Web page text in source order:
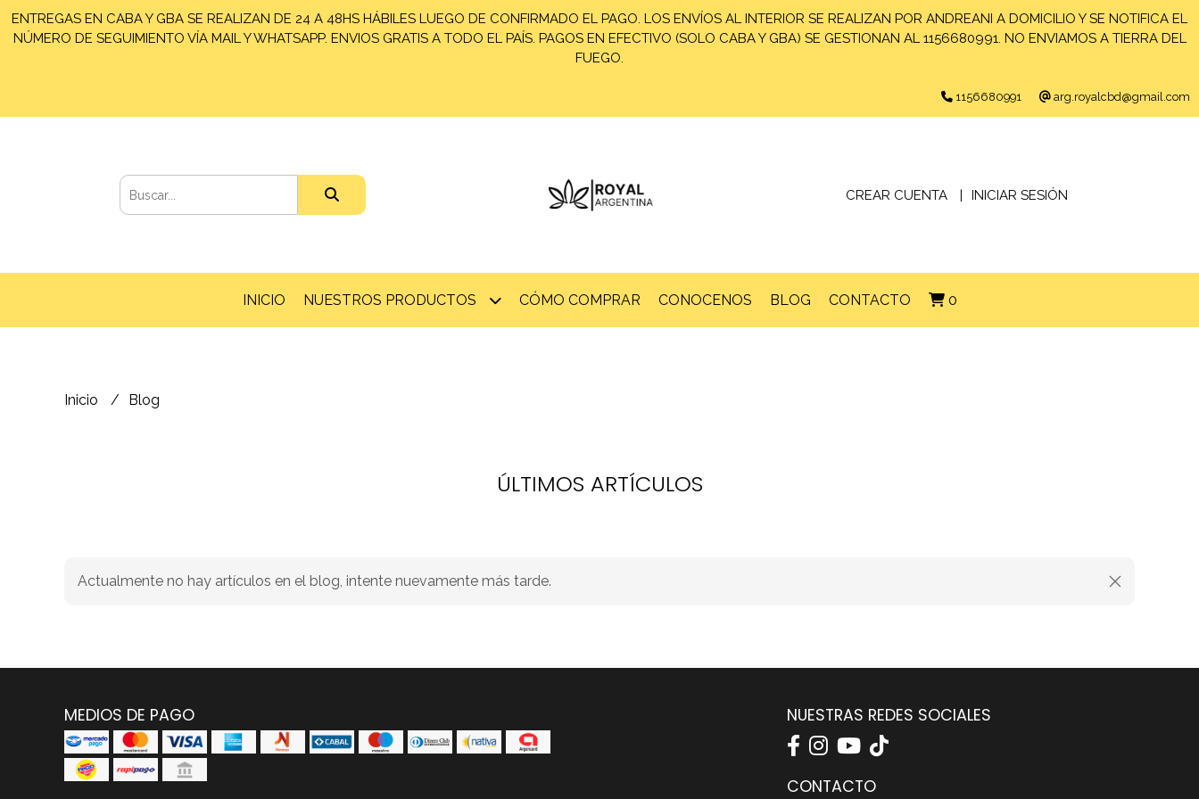
ENTREGAS EN CABA Y GBA SE REALIZAN DE 24 A 48HS HÁBILES LUEGO DE CONFIRMADO EL PAGO. LOS ENVÍOS AL INTERIOR SE REALIZAN POR ANDREANI A DOMICILIO Y SE NOTIFICA EL
NÚMERO DE SEGUIMIENTO VÍA MAIL Y WHATSAPP. ENVIOS GRATIS A TODO EL PAÍS. PAGOS EN EFECTIVO (SOLO CABA Y GBA) SE GESTIONAN AL 1156680991. NO ENVIAMOS A TIERRA DEL
FUEGO.
1156680991 arg.royalcbd@gmail.com
CREAR CUENTA INICIAR SESIÓN
INICIO NUESTROS PRODUCTOS CÓMO COMPRAR CONOCENOS BLOG CONTACTO 0
Inicio Blog
ÚLTIMOS ARTÍCULOS
Actualmente no hay artículos en el blog, intente nuevamente más tarde.
MEDIOS DE PAGO NUESTRAS REDES SOCIALES
CONTACTO